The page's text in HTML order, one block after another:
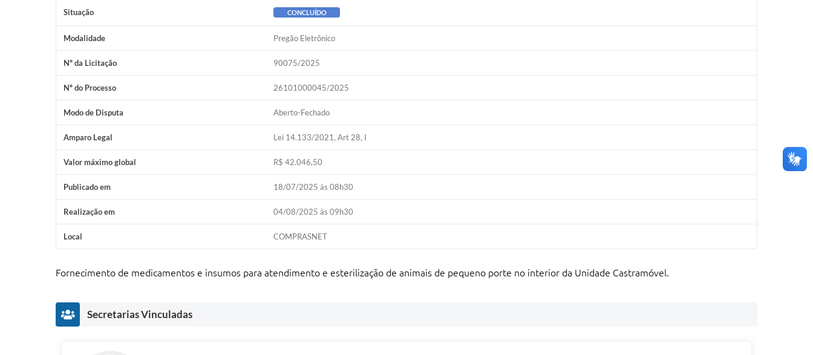
Situação CONCLUÍDO
Modalidade Pregão Eletrônico
Nº da Licitação 90075/2025
Nº do Processo 26101000045/2025
Modo de Disputa Aberto-Fechado
Amparo Legal Lei 14.133/2021, Art 28, I
Valor máximo global R$ 42.046,50
Publicado em 18/07/2025 às 08h30
Realização em 04/08/2025 às 09h30
Local COMPRASNET
Fornecimento de medicamentos e insumos para atendimento e esterilização de animais de pequeno porte no interior da Unidade Castramóvel.
Secretarias Vinculadas